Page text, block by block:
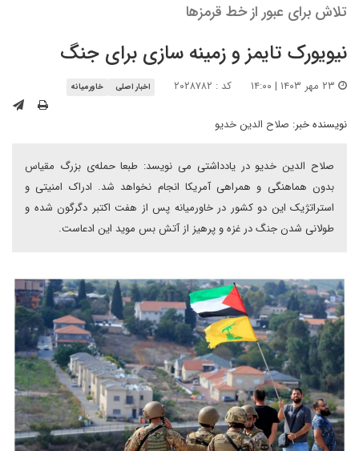
تلاش برای عبور از خط قرمزها
نیویورک تایمز و زمینه سازی برای جنگ
کد : ۲۰۲۸۷۸۲ اخبار اصلی خاورمیانه
نویسنده خبر: صلاح الدین خدیو
صلاح الدین خدیو در یادداشتی می نویسد: طبعا حملەی بزرگ مقیاس
بدون هماهنگی و همراهی آمریکا انجام نخواهد شد. ادراک امنیتی و
استراتژیک این دو کشور در خاورمیانه پس از هفت اکتبر دگرگون شده و
طولانی شدن جنگ در غزه و پرهیز از آتش بس موید این ادعاست.